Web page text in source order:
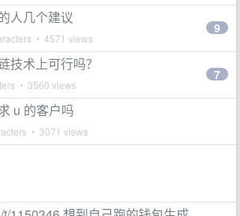
人几个建议
• 4571 views
9
技术上可行吗？
• 3560 views
7
u 的客户吗
• 3071 views